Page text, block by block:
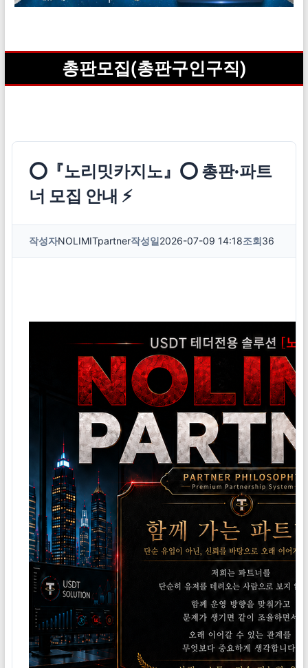
총판모집(총판구인구직)
⭕『노리밋카지노』⭕ 총판·파트
너 모집 안내 ⚡
작성자NOLIMITpartner작성일2026-07-09 14:18조회36